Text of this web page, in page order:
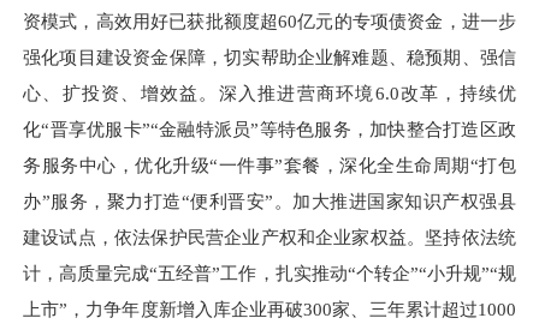
资模式，高效用好已获批额度超60亿元的专项债资金，进一步
强化项目建设资金保障，切实帮助企业解难题、稳预期、强信
心、扩投资、增效益。深入推进营商环境6.0改革，持续优
化“晋享优服卡”“金融特派员”等特色服务，加快整合打造区政
务服务中心，优化升级“一件事”套餐，深化全生命周期“打包
办”服务，聚力打造“便利晋安”。加大推进国家知识产权强县
建设试点，依法保护民营企业产权和企业家权益。坚持依法统
计，高质量完成“五经普”工作，扎实推动“个转企”“小升规”“规
上市”，力争年度新增入库企业再破300家、三年累计超过1000